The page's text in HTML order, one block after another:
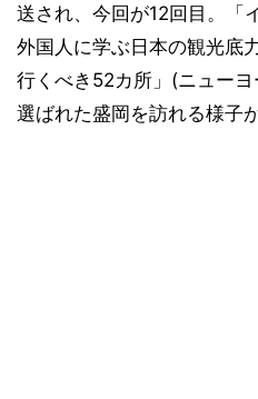
送され、今回が12回目。「
外国人に学ぶ日本の観光底
行くべき52カ所」(ニュー
選ばれた盛岡を訪れる様子